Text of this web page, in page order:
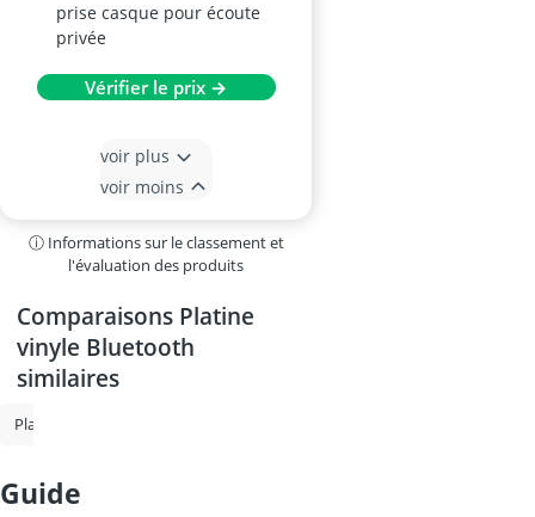
prise casque pour écoute
privée
Vérifier le prix →
voir plus
voir moins
ⓘ Informations sur le classement et
l'évaluation des produits
Comparaisons Platine
vinyle Bluetooth
similaires
Platine vinyle
guide